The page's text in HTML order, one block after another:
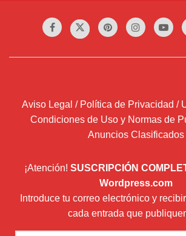
Aviso Legal / Política de Privacidad /
Condiciones de Uso y Normas de
Anuncios Clasificados
¡Atención! SUSCRIPCIÓN
Wordpress.com
Introduce tu correo electrónico y
cada entrada que